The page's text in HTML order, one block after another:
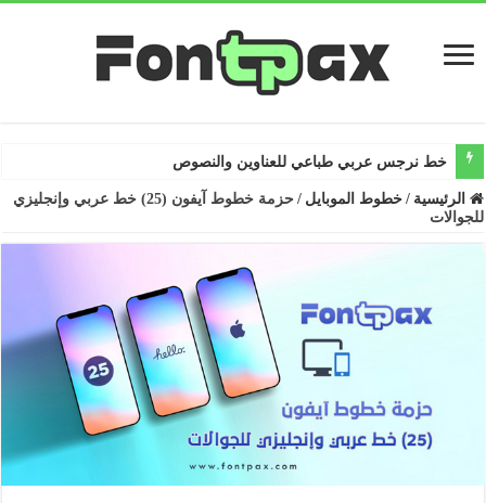
خط تش
الرئيسية / خطوط الموبايل /
حزمة خطوط آيفون (25) خط عربي وإنجليزي
للجوالات